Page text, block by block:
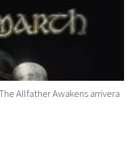
Allfather Awakens arrivera